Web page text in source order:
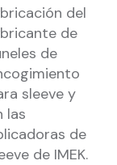
del
de
de
sleeve y
las
de
de IMEK.